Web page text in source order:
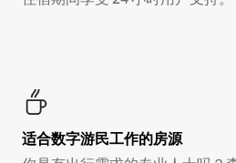
适合数字游民工作的房源